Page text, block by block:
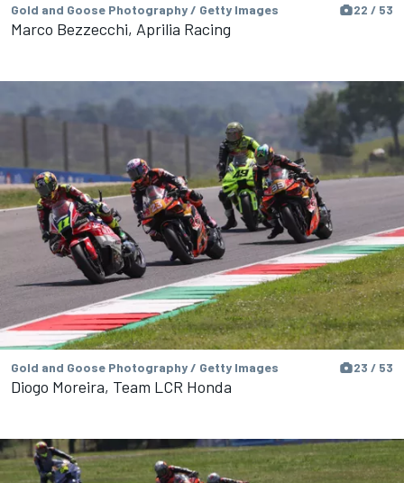
Gold and Goose Photography / Getty Images 22 / 53
Marco Bezzecchi, Aprilia Racing
Gold and Goose Photography / Getty Images 23 / 53
Diogo Moreira, Team LCR Honda